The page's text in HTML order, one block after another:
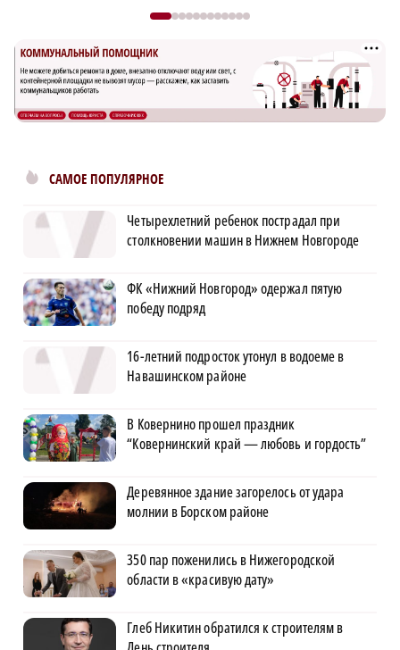
САМОЕ ПОПУЛЯРНОЕ
Четырехлетний ребенок пострадал при
столкновении машин в Нижнем Новгороде
ФК «Нижний Новгород» одержал пятую
победу подряд
16-летний подросток утонул в водоеме в
Навашинском районе
В Ковернино прошел праздник
“Ковернинский край — любовь и гордость”
Деревянное здание загорелось от удара
молнии в Борском районе
350 пар поженились в Нижегородской
области в «красивую дату»
Глеб Никитин обратился к строителям в